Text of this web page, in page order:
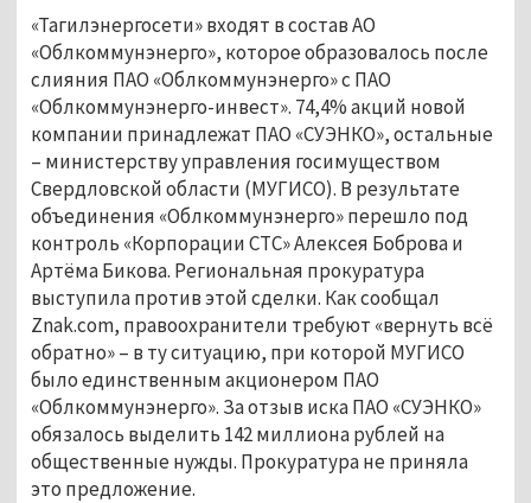
«Тагилэнергосети» входят в состав АО
«Облкоммунэнерго», которое образовалось после
слияния ПАО «Облкоммунэнерго» с ПАО
«Облкоммунэнерго-инвест». 74,4% акций новой
компании принадлежат ПАО «СУЭНКО», остальные
– министерству управления госимуществом
Свердловской области (МУГИСО). В результате
объединения «Облкоммунэнерго» перешло под
контроль «Корпорации СТС» Алексея Боброва и
Артёма Бикова. Региональная прокуратура
выступила против этой сделки. Как сообщал
Znak.com, правоохранители требуют «вернуть всё
обратно» – в ту ситуацию, при которой МУГИСО
было единственным акционером ПАО
«Облкоммунэнерго». За отзыв иска ПАО «СУЭНКО»
обязалось выделить 142 миллиона рублей на
общественные нужды. Прокуратура не приняла
это предложение.